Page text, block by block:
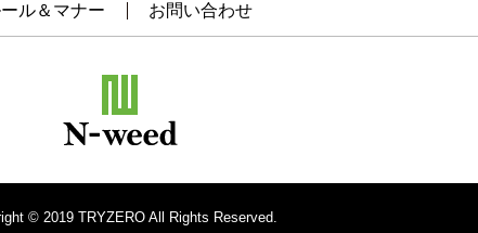
ル＆マナー お問い合わせ
© 2019 TRYZERO All Rights Reserved.